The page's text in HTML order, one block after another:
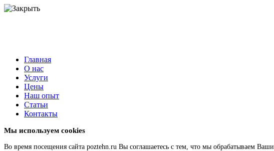
Главная
О нас
Услуги
Цены
Наш опыт
Статьи
Контакты
Мы используем cookies
Во время посещения сайта poztehn.ru Вы соглашаетесь с тем, что мы обрабатываем